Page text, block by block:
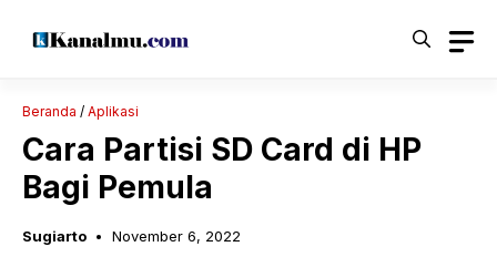
Beranda / Aplikasi
Cara Partisi SD Card di HP
Bagi Pemula
Sugiarto November 6, 2022